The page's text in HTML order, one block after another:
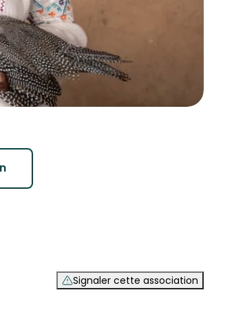
Signaler cette association